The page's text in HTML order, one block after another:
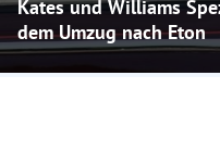
Kates und Williams
dem Umzug nach Eton